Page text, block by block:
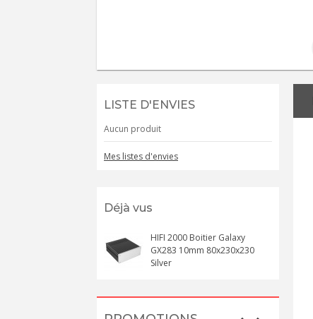
LISTE D'ENVIES
Aucun produit
Mes listes d'envies
Déjà vus
HIFI 2000 Boitier Galaxy
GX283 10mm 80x230x230
Silver